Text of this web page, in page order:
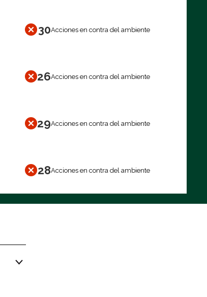
30Acciones en contra del ambiente
26Acciones en contra del ambiente
29Acciones en contra del ambiente
28Acciones en contra del ambiente